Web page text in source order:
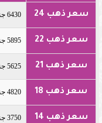
سعر ذهب 24 6430 جنيه
سعر ذهب 22 5895 جنيه
سعر ذهب 21 5625 جنيه
سعر ذهب 18 4820 جنيه
سعر ذهب 14 3750 جنيه